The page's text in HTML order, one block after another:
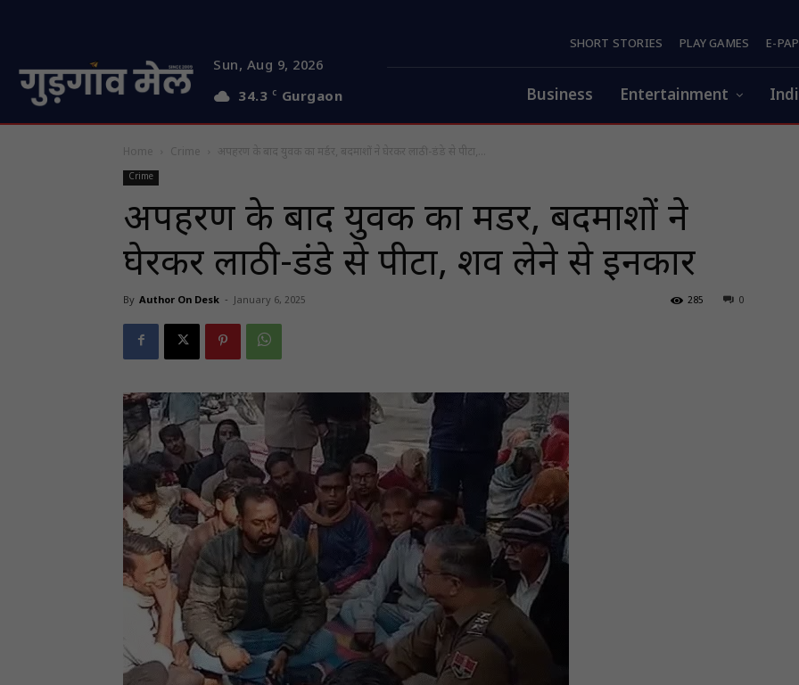
Sun, Aug 9, 2026
34.3 C Gurgaon
SHORT STORIES PLAY GAMES E-
Business Entertainment
Home Crime अपहरण के बाद युवक का मर्डर, बदमाशों ने घेरकर लाठी-डंडे से पीटा,...
Crime
अपहरण के बाद युवक का मर्डर, बदमाशों ने
घेरकर लाठी-डंडे से पीटा, शव लेने से इनकार
By Author On Desk - January 6, 2025 0
285